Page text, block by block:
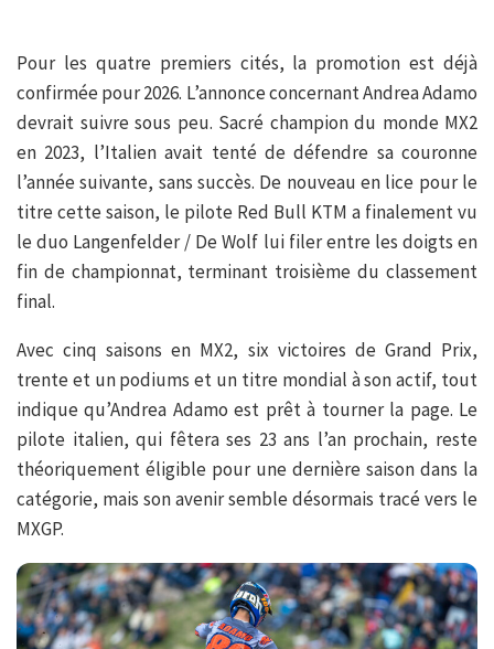
Pour les quatre premiers cités, la promotion est déjà
confirmée pour 2026. L’annonce concernant Andrea Adamo
devrait suivre sous peu. Sacré champion du monde MX2
en 2023, l’Italien avait tenté de défendre sa couronne
l’année suivante, sans succès. De nouveau en lice pour le
titre cette saison, le pilote Red Bull KTM a finalement vu
le duo Langenfelder / De Wolf lui filer entre les doigts en
fin de championnat, terminant troisième du classement
final.
Avec cinq saisons en MX2, six victoires de Grand Prix,
trente et un podiums et un titre mondial à son actif, tout
indique qu’Andrea Adamo est prêt à tourner la page. Le
pilote italien, qui fêtera ses 23 ans l’an prochain, reste
théoriquement éligible pour une dernière saison dans la
catégorie, mais son avenir semble désormais tracé vers le
MXGP.